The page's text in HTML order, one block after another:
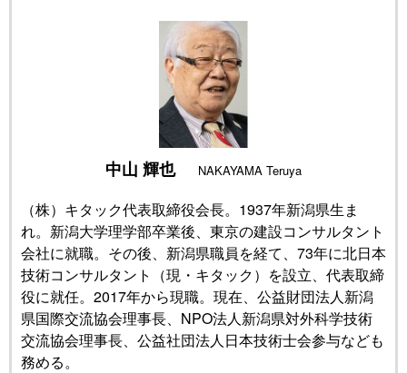
公式SNS
中山 輝也 NAKAYAMA Teruya
（株）キタック代表取締役会長。1937年新潟県生ま
れ。新潟大学理学部卒業後、東京の建設コンサルタント
会社に就職。その後、新潟県職員を経て、73年に北日本
技術コンサルタント（現・キタック）を設立、代表取締
役に就任。2017年から現職。現在、公益財団法人新潟
県国際交流協会理事長、NPO法人新潟県対外科学技術
交流協会理事長、公益社団法人日本技術士会参与なども
務める。